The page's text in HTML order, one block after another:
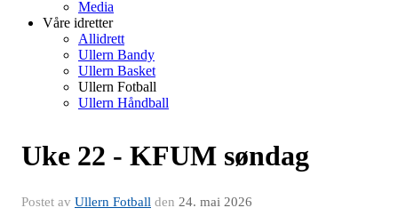
Media
Våre idretter
Allidrett
Ullern Bandy
Ullern Basket
Ullern Fotball
Ullern Håndball
Uke 22 - KFUM søndag
Postet av Ullern Fotball den 24. mai 2026